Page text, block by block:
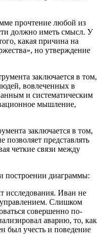
прочтение любой из
должно иметь смысл. У
какая причина на
но утверждение
заключается в том,
вовлеченных в
и систематическим
мышление,
заключается в том,
позволяет представлять
четкие связи между
построении диаграммы:
исследования. Иван не
Слишком
совершенно по-
аварию, то, как
был учесть и поведение